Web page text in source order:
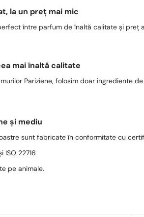
la un preț mai mic
între parfum de înaltă calitate și preț
mai înaltă calitate
Pariziene, folosim doar ingrediente
și mediu
sunt fabricate în conformitate cu
ISO 22716
pe animale.